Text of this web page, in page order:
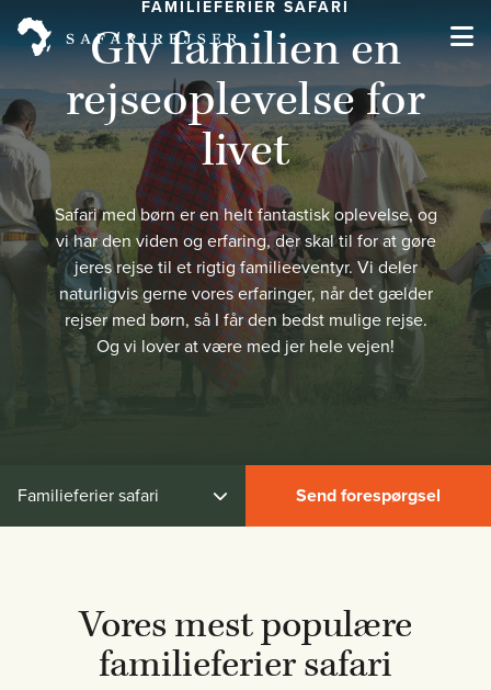
FAMILIEFERIER SAFARI
Giv familien en
rejseoplevelse for
livet
Safari med børn er en helt fantastisk oplevelse, og
vi har den viden og erfaring, der skal til for at gøre
jeres rejse til et rigtig familieeventyr. Vi deler
naturligvis gerne vores erfaringer, når det gælder
rejser med børn, så I får den bedst mulige rejse.
Og vi lover at være med jer hele vejen!
Familieferier safari Send forespørgsel
Vores mest populære
familieferier safari